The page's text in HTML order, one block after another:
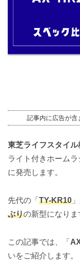
記事内に広告が含
東芝ライフスタイル
ライト付きホームラ
に発売します。
先代の「 TY-KR10
ぶりの新型になりま
この記事では、「
いをご紹介します。